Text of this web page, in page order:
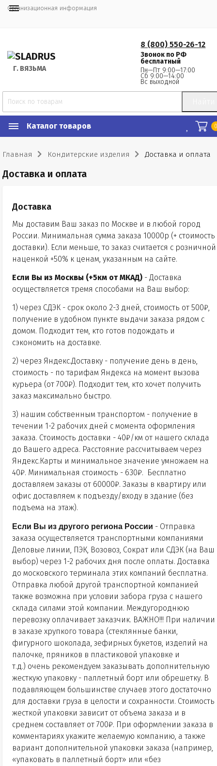
Организационная информация
Г. ВЯЗЬМА
8 (800) 550-26-12
Звонок по РФ
бесплатный
Пн—Пт 9:00—17:00
Сб 9:00—14:00
Вс выходной
Каталог товаров
Главная Кондитерские изделия Доставка и оплата
Доставка и оплата
Доставка
Мы доставим Ваш заказ по Москве и в любой город
России. Минимальная сумма заказа 10000р (+ стоимость
доставки). Если меньше, то заказ считается с розничной
наценкой +50% к ценам, указанным на сайте.
Если Вы из Москвы (+5км от МКАД) - Доставка
осуществляется тремя способами на Ваш выбор:
1) через СДЭК - срок около 2-3 дней, стоимость от 500₽,
получение в удобном пункте выдачи заказа рядом с
домом. Подходит тем, кто готов подождать и
сэкономить на доставке.
2) через Яндекс.Доставку - получение день в день,
стоимость - по тарифам Яндекса на момент вызова
курьера (от 700₽). Подходит тем, кто хочет получить
заказ максимально быстро.
3) нашим собственным транспортом - получение в
течении 1-2 рабочих дней с момента оформления
заказа. Стоимость доставки - 40₽/км от нашего склада
до Вашего адреса. Расстояние рассчитываем через
Яндекс.Карты и минимальное значение умножаем на
40₽. Минимальная стоимость - 630₽. Бесплатно
доставляем заказы от 60000₽. Заказы в квартиру или
офис доставляем к подъезду/входу в здание (без
подъема на этаж).
Если Вы из другого региона России - Отправка
заказа осуществляется транспортными компаниями
Деловые линии, ПЭК, Возовоз, Сократ или СДЭК (на Ваш
выбор) через 1-2 рабочих дня после оплаты. Доставка
до московского терминала этих компаний бесплатна.
Отправка любой другой транспортной компанией
также возможна при условии забора груза с нашего
склада силами этой компании. Междугороднюю
перевозку оплачивает заказчик. ВАЖНО!!! При наличии
в заказе хрупкого товара (стеклянные банки,
фигурного шоколада, зефирных букетов, изделий на
палочке, пряников в пластиковой упаковке и
т.д.) очень рекомендуем заказывать дополнительную
жесткую упаковку - паллетный борт или обрешетку. В
подавляющем большинстве случаев этого достаточно
для доставки груза в целости и сохранности. Стоимость
жесткой упаковки зависит от объема заказа и в
среднем составляет от 700₽. При оформлении заказа в
комментариях укажите желаемую компанию, а также
вариант дополнительной упаковки заказа (например,
«упаковать в паллетный борт» или «без